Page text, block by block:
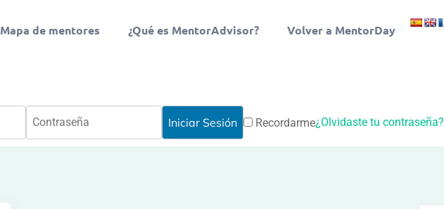
Mapa de mentores ¿Qué es MentorAdvisor? Volver a MentorDay
Recordarme¿Olvidaste tu contraseña?